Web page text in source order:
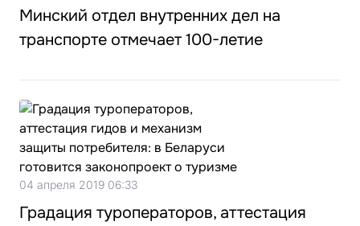
Минский отдел внутренних дел на
транспорте отмечает 100-летие
04 апреля 2019 06:33
Градация туроператоров, аттестация